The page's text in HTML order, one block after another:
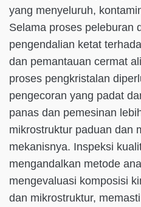
yang menyeluruh,
Selama proses peleburan
pengendalian ketat
dan pemantauan cermat
proses pengkristalan
pengecoran yang padat
panas dan pemesinan
mikrostruktur paduan dan
mekanisnya. Inspeksi
mengandalkan metode
mengevaluasi komposisi
dan mikrostruktur,